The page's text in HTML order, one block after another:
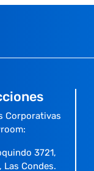
Corporativas
3721,
Las Condes.